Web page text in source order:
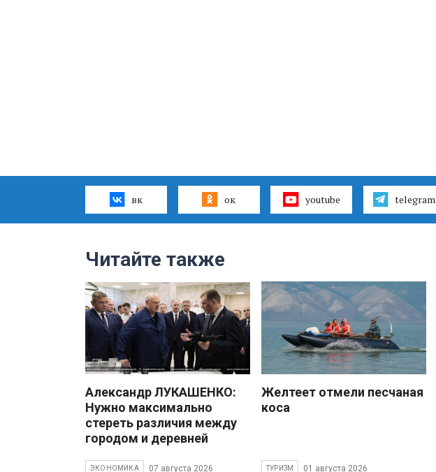
вк ок youtube telegram
Читайте также
Александр ЛУКАШЕНКО:
Нужно максимально
стереть различия между
городом и деревней
ЭКОНОМИКА 07 августа 2026
Желтеет отмели песчаная
коса
ТУРИЗМ 01 августа 2026